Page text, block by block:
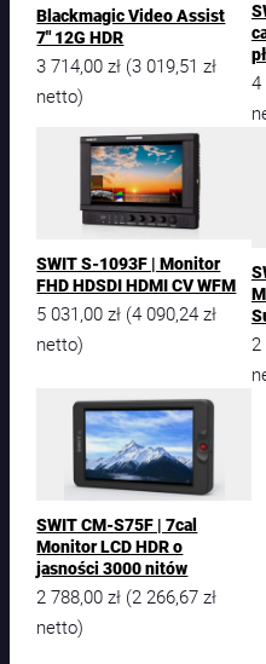
Blackmagic Video Assist
7″ 12G HDR
3 714,00zł (3 019,51zł
netto)
4
SWIT S-1093F | Monitor
FHD HDSDI HDMI CV WFM
5 031,00zł (4 090,24zł
netto) 2
SWIT CM-S75F | 7cal
Monitor LCD HDR o
jasności 3000 nitów
2 788,00zł (2 266,67zł
netto)